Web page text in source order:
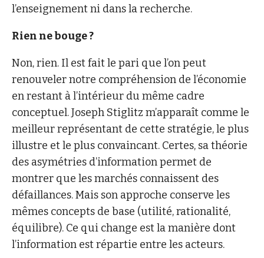
l’enseignement ni dans la recherche.
Rien ne bouge ?
Non, rien. Il est fait le pari que l’on peut
renouveler notre compréhension de l’économie
en restant à l’intérieur du même cadre
conceptuel. Joseph Stiglitz m’apparaît comme le
meilleur représentant de cette stratégie, le plus
illustre et le plus convaincant. Certes, sa théorie
des asymétries d’information permet de
montrer que les marchés connaissent des
défaillances. Mais son approche conserve les
mêmes concepts de base (utilité, rationalité,
équilibre). Ce qui change est la manière dont
l’information est répartie entre les acteurs.